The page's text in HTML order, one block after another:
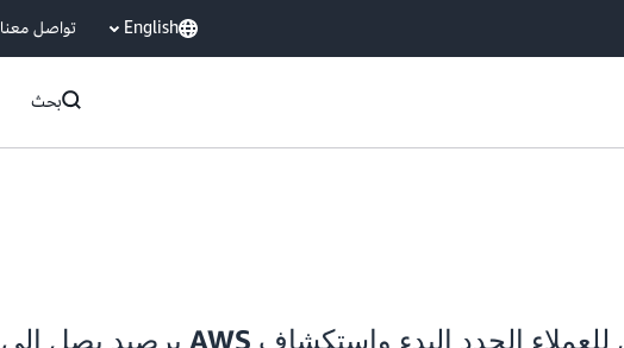
English تواصل معنا
بحث